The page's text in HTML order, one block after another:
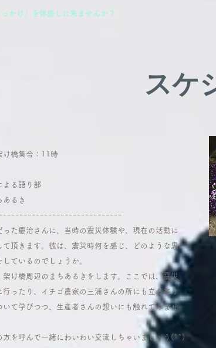
かけ」を体感しに来ませんか？
スケ
け橋集合：11時
よる語り部
あるき
ｰｰｰｰｰｰｰｰｰｰｰｰｰｰｰｰｰｰｰｰｰｰｰｰｰｰｰｰｰ
った慶治さんに、当時の震災体験や、現在の活動に
て頂きます。彼は、震災時何を感じ、どのような思
ているのでしょうか。
架け橋周辺のまちあるきをします。ここでは、震災
行ったり、イチゴ農家の三浦さんの所にも立ち寄り
いて学びつつ、生産者さんの想いにも触れてみませ
方を呼んで一緒にわいわい交流しちゃいましょう(^^)